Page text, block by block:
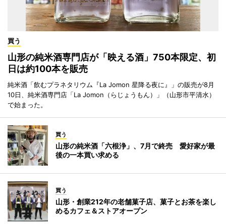
買う
山形の純米酒専門店が「映える酒」750本限定、初
日は約100本を販売
純米酒「飲むプラネタリウム『La Jomon 星降る夜に』」の販売が8月
10日、純米酒専門店「La Jomon（らじょうもん）」（山形市平清水）
で始まった。
買う
山形の純米酒「六根浄」、7月で終売 愛好家が最
後の一本買い求める
買う
山形・創業212年の老舗菓子店、菓子とお茶を楽し
めるカフェ＆ストアオープン